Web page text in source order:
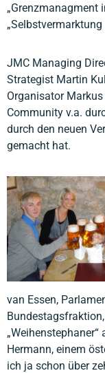
„Grenzmanagment
JMC Managing
Strategist Martin
Organisator
Community v.a.
durch den neuen
gemacht hat.
van Essen,
Hermann, einem
ich ja schon über